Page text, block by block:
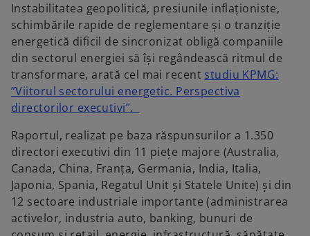
Instabilitatea geopolitică, presiunile inflaționiste,
schimbările rapide de reglementare și o tranziție
energetică dificil de sincronizat obligă companiile
din sectorul energiei să își regândească ritmul de
transformare, arată cel mai recent studiu KPMG:
”Viitorul sectorului energetic. Perspectiva
directorilor executivi”.
e
n
s
i
n
a
Raportul, realizat pe baza răspunsurilor a 1.350
directori executivi din 11 piețe majore (Australia,
Canada, China, Franța, Germania, India, Italia,
Japonia, Spania, Regatul Unit și Statele Unite) și din
12 sectoare industriale importante (administrarea
activelor, industria auto, banking, bunuri de